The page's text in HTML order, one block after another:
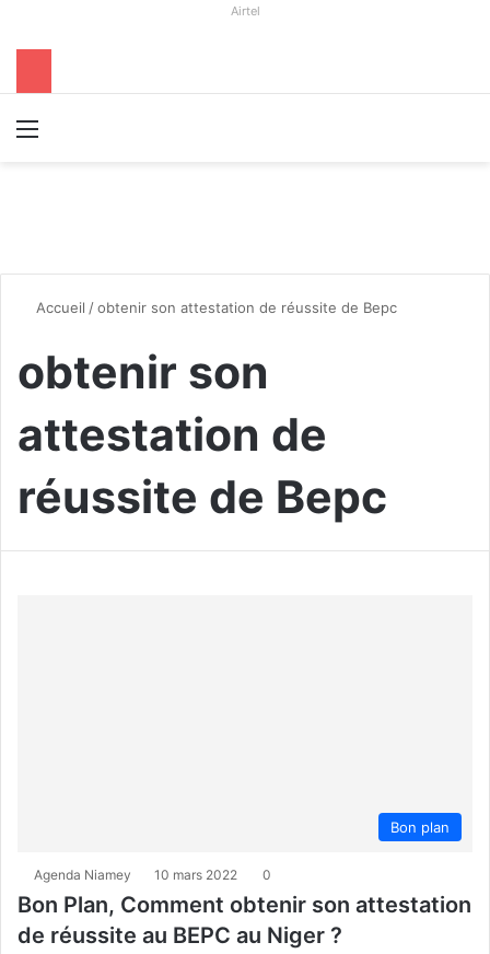
Airtel
Accueil /obtenir son attestation de réussite de Bepc
obtenir son
attestation de
réussite de Bepc
Bon plan
Agenda Niamey 10 mars 2022 0
Bon Plan, Comment obtenir son attestation
de réussite au BEPC au Niger ?